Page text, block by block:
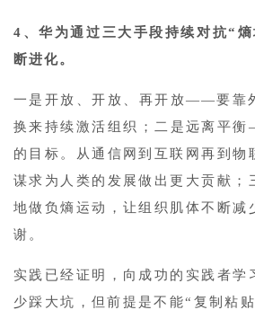
4、华为通过三大手段持续对抗“
断进化。
一是开放、开放、再开放——要靠
换来持续激活组织；二是远离平
的目标。从通信网到互联网再到物
谋求为人类的发展做出更大贡献；
地做负熵运动，让组织肌体不断减
谢。
实践已经证明，向成功的实践者学
少踩大坑，但前提是不能“复制粘